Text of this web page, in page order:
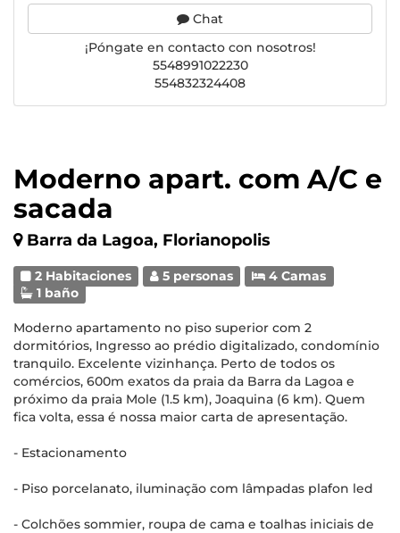
Moderno apart. com A/C e
sacada
Barra da Lagoa, Florianopolis
2 Habitaciones 5 personas
4 Camas
1 baño
Moderno apartamento no piso superior com 2
dormitórios, Ingresso ao prédio digitalizado, condomínio
tranquilo. Excelente vizinhança. Perto de todos os
comércios, 600m exatos da praia da Barra da Lagoa e
próximo da praia Mole (1.5 km), Joaquina (6 km). Quem
fica volta, essa é nossa maior carta de apresentação.
- Estacionamento
- Piso porcelanato, iluminação com lâmpadas plafon led
- Colchões sommier, roupa de cama e toalhas iniciais de
Chat
¡Póngate en contacto con nosotros!
5548991022230
554832324408